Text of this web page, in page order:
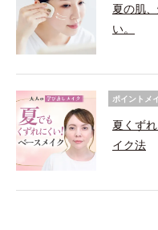
夏の肌
い。
ポイントメ
夏くず
イク法